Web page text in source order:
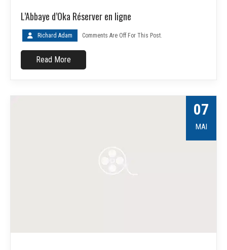
L’Abbaye d’Oka Réserver en ligne
Richard Adam Comments Are Off For This Post.
Read More
07
MAI